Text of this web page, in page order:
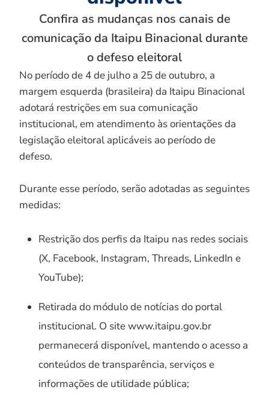
Confira as mudanças nos canais de
comunicação da Itaipu Binacional durante
o defeso eleitoral
No período de 4 de julho a 25 de outubro, a
margem esquerda (brasileira) da Itaipu Binacional
adotará restrições em sua comunicação
institucional, em atendimento às orientações da
legislação eleitoral aplicáveis ao período de
defeso.
Durante esse período, serão adotadas as seguintes
medidas:
Restrição dos perfis da Itaipu nas redes sociais
(X, Facebook, Instagram, Threads, LinkedIn e
YouTube);
Retirada do módulo de notícias do portal
institucional. O site www.itaipu.gov.br
permanecerá disponível, mantendo o acesso a
conteúdos de transparência, serviços e
informações de utilidade pública;